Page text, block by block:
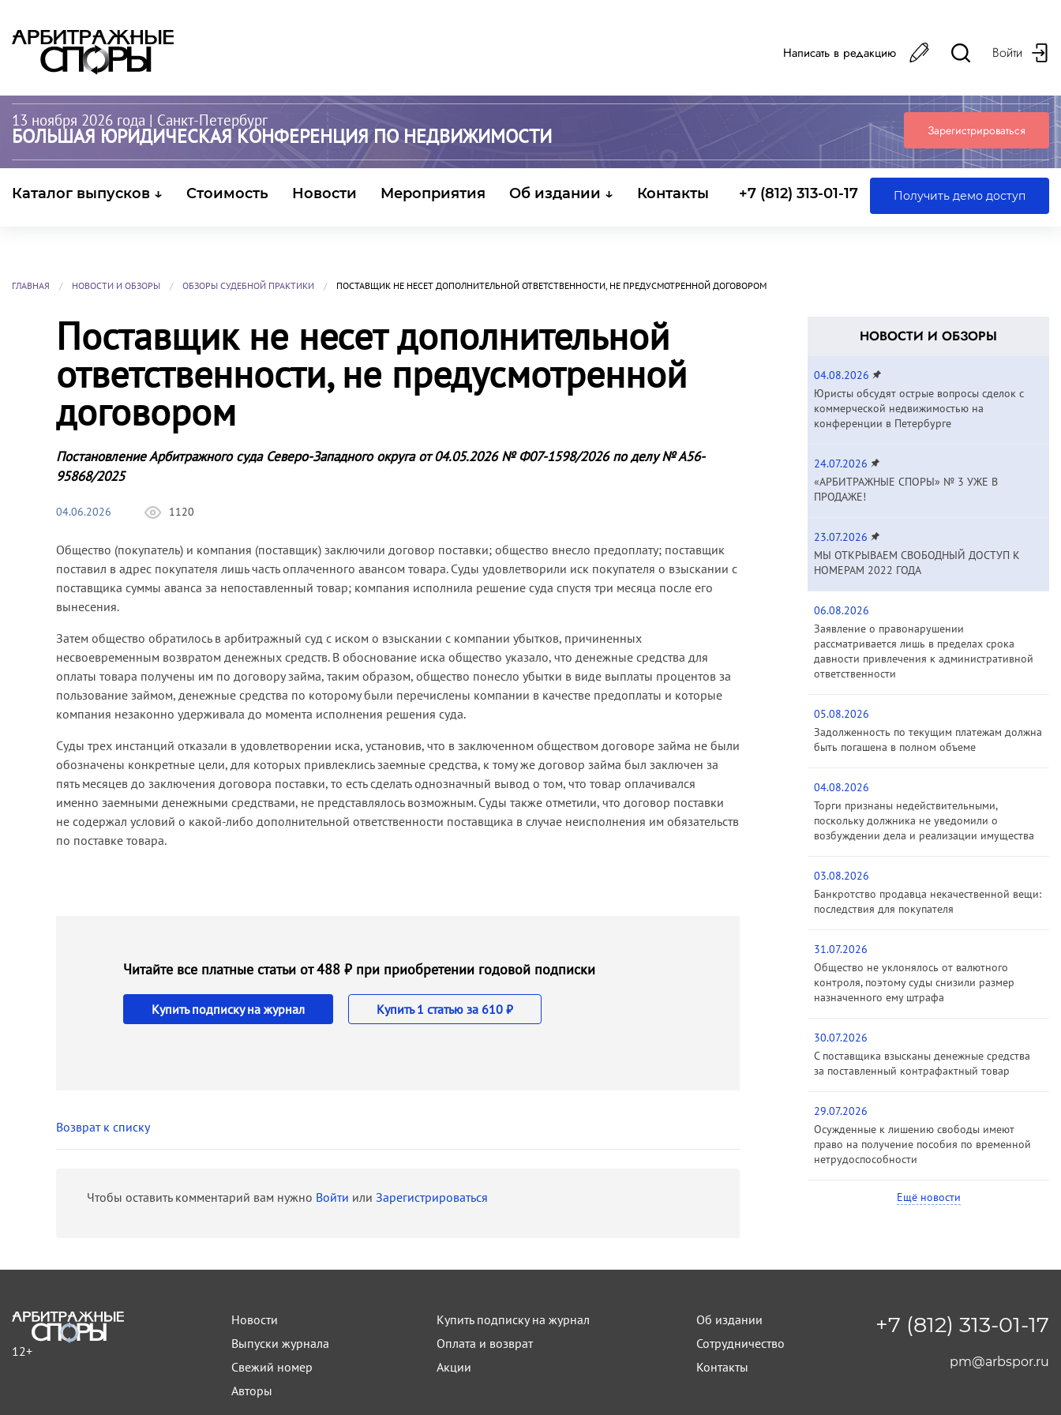
Написать в редакцию Войти
13 ноября 2026 года | Санкт-Петербург
БОЛЬШАЯ ЮРИДИЧЕСКАЯ КОНФЕРЕНЦИЯ ПО НЕДВИЖИМОСТИ Зарегистрироваться
Каталог выпусков ↓ Стоимость Новости Мероприятия Об издании ↓ Контакты +7 (812) 313-01-17 Получить демо доступ
ГЛАВНАЯ НОВОСТИ И ОБЗОРЫ ОБЗОРЫ СУДЕБНОЙ ПРАКТИКИ ПОСТАВЩИК НЕ НЕСЕТ ДОПОЛНИТЕЛЬНОЙ ОТВЕТСТВЕННОСТИ, НЕ ПРЕДУСМОТРЕННОЙ ДОГОВОРОМ
Поставщик не несет дополнительной
ответственности, не предусмотренной
договором
Постановление Арбитражного суда Северо-Западного округа от 04.05.2026 № Ф07-1598/2026 по делу № А56-
95868/2025
04.06.2026 1120
Общество (покупатель) и компания (поставщик) заключили договор поставки; общество внесло предоплату; поставщик
поставил в адрес покупателя лишь часть оплаченного авансом товара. Суды удовлетворили иск покупателя о взыскании с
поставщика суммы аванса за непоставленный товар; компания исполнила решение суда спустя три месяца после его
вынесения.
Затем общество обратилось в арбитражный суд с иском о взыскании с компании убытков, причиненных
несвоевременным возвратом денежных средств. В обоснование иска общество указало, что денежные средства для
оплаты товара получены им по договору займа, таким образом, общество понесло убытки в виде выплаты процентов за
пользование займом, денежные средства по которому были перечислены компании в качестве предоплаты и которые
компания незаконно удерживала до момента исполнения решения суда.
Суды трех инстанций отказали в удовлетворении иска, установив, что в заключенном обществом договоре займа не были
обозначены конкретные цели, для которых привлеклись заемные средства, к тому же договор займа был заключен за
пять месяцев до заключения договора поставки, то есть сделать однозначный вывод о том, что товар оплачивался
именно заемными денежными средствами, не представлялось возможным. Суды также отметили, что договор поставки
не содержал условий о какой-либо дополнительной ответственности поставщика в случае неисполнения им обязательств
по поставке товара.
Читайте все платные статьи от 488 ₽ при приобретении годовой подписки
Купить подписку на журнал Купить 1 статью за 610 ₽
Возврат к списку
Чтобы оставить комментарий вам нужно Войти или Зарегистрироваться
НОВОСТИ И ОБЗОРЫ
04.08.2026
Юристы обсудят острые вопросы сделок с
коммерческой недвижимостью на
конференции в Петербурге
24.07.2026
«АРБИТРАЖНЫЕ СПОРЫ» № 3 УЖЕ В
ПРОДАЖЕ!
23.07.2026
МЫ ОТКРЫВАЕМ СВОБОДНЫЙ ДОСТУП К
НОМЕРАМ 2022 ГОДА
06.08.2026
Заявление о правонарушении
рассматривается лишь в пределах срока
давности привлечения к административной
ответственности
05.08.2026
Задолженность по текущим платежам должна
быть погашена в полном объеме
04.08.2026
Торги признаны недействительными,
поскольку должника не уведомили о
возбуждении дела и реализации имущества
03.08.2026
Банкротство продавца некачественной вещи:
последствия для покупателя
31.07.2026
Общество не уклонялось от валютного
контроля, поэтому суды снизили размер
назначенного ему штрафа
30.07.2026
С поставщика взысканы денежные средства
за поставленный контрафактный товар
29.07.2026
Осужденные к лишению свободы имеют
право на получение пособия по временной
нетрудоспособности
Ещё новости
12+
Новости
Выпуски журнала
Свежий номер
Авторы
Купить подписку на журнал
Оплата и возврат
Акции
Об издании
Сотрудничество
Контакты
+7 (812) 313-01-17
pm@arbspor.ru